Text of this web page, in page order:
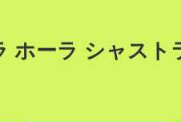
ホーラ シャスト